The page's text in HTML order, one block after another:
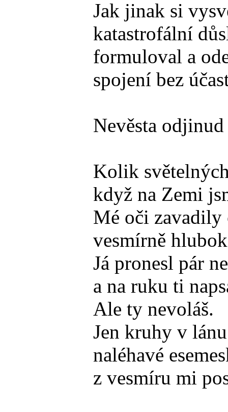
Jak jinak si
katastrofální
formuloval a
spojení bez
Nevěsta odjinud
Kolik
když na Zemi
Mé oči zavadily
vesmírně
Já pronesl pár
a na ruku ti
Ale ty nevoláš.
Jen kruhy v
naléhavé
z vesmíru mi